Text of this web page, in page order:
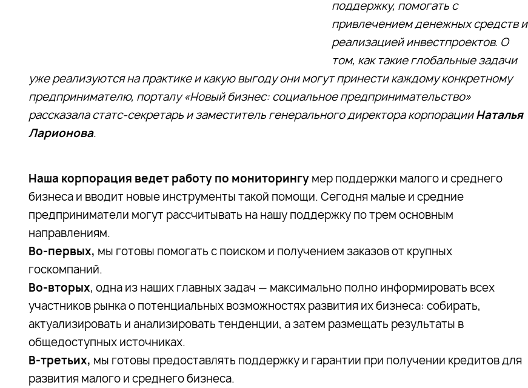
поддержку, помогать с
привлечением денежных средств и
реализацией инвестпроектов. О
том, как такие глобальные задачи
уже реализуются на практике и какую выгоду они могут принести каждому конкретному
предпринимателю, порталу «Новый бизнес: социальное предпринимательство»
рассказала статс-секретарь и заместитель генерального директора корпорацииНаталья
Ларионова.
Наша корпорация ведет работу по мониторингу мер поддержки малого и среднего
бизнеса и вводит новые инструменты такой помощи. Сегодня малые и средние
предприниматели могут рассчитывать на нашу поддержку по трем основным
направлениям.
Во-первых, мы готовы помогать с поиском и получением заказов от крупных
госкомпаний.
Во-вторых, одна из наших главных задач — максимально полно информировать всех
участников рынка о потенциальных возможностях развития их бизнеса: собирать,
актуализировать и анализировать тенденции, а затем размещать результаты в
общедоступных источниках.
В-третьих, мы готовы предоставлять поддержку и гарантии при получении кредитов для
развития малого и среднего бизнеса.